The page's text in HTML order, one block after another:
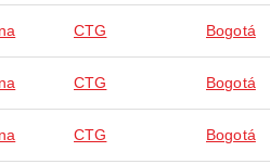
CTG Bogotá
CTG Bogotá
CTG Bogotá